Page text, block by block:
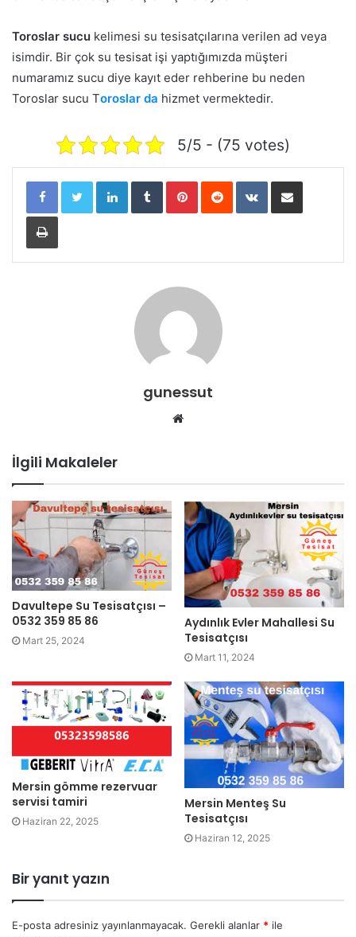
Toroslar sucu kelimesi su tesisatçılarına verilen ad veya
isimdir. Bir çok su tesisat işi yaptığımızda müşteri
numaramız sucu diye kayıt eder rehberine bu neden
Toroslar sucu Toroslar da hizmet vermektedir.
5/5 - (75 votes)
LinkedIn Tumblr Pinterest Reddit VKontakte
Yazdır
gunessut
i
t
e
s
i
İlgili Makaleler
Davultepe Su Tesisatçısı –
0532 359 85 86
Mart 25, 2024
Aydınlık Evler Mahallesi Su
Tesisatçısı
Mart 11, 2024
Mersin gömme rezervuar
servisi tamiri
Haziran 22, 2025
Mersin Menteş Su
Tesisatçısı
Haziran 12, 2025
Bir yanıt yazın
E-posta adresiniz yayınlanmayacak. Gerekli alanlar * ile